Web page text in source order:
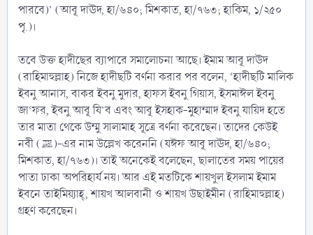
পারবে)’ (আবূ দাঊদ, হা/৬৪০; মিশকাত, হা/৭৬৩; হাকিম, ১/২৫০
পৃ.)।
তবে উক্ত হাদীছের ব্যাপারে সমালোচনা আছে। ইমাম আবূ দাঊদ
(রাহিমাহুল্লাহ) নিজে হাদীছটি বর্ণনা করার পর বলেন, ‘হাদীছটি মালিক
ইবনু আনাস, বাকর ইবনু মুদার, হাফস ইবনু গিয়াস, ইসমাঈল ইবনু
জা‘ফর, ইবনু আবূ যি’ব এবং আবূ ইসহাক-মুহাম্মাদ ইবনু যায়িদ হতে
তার মাতা থেকে উম্মু সালামাহ সূত্রে বর্ণনা করেছেন। তাদের কেউই
নবী (ﷺ)-এর নাম উল্লেখ করেননি (যঈফ আবূ দাঊদ, হা/৬৪০;
মিশকাত, হা/৭৬৩)। তাই অনেকেই বলেছেন, ছালাতের সময় পায়ের
পাতা ঢাকা অপরিহার্য নয়। আর এই মতটিকে শায়খুল ইসলাম ইমাম
ইবনে তাইমিয়্যাহ্, শায়খ আলবানী ও শায়খ উছাইমীন (রাহিমাহুল্লাহ)
গ্রহণ করেছেন।